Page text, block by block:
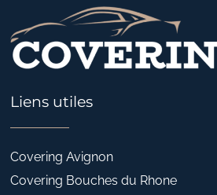
Liens utiles
Covering Avignon
Covering Bouches du Rhone